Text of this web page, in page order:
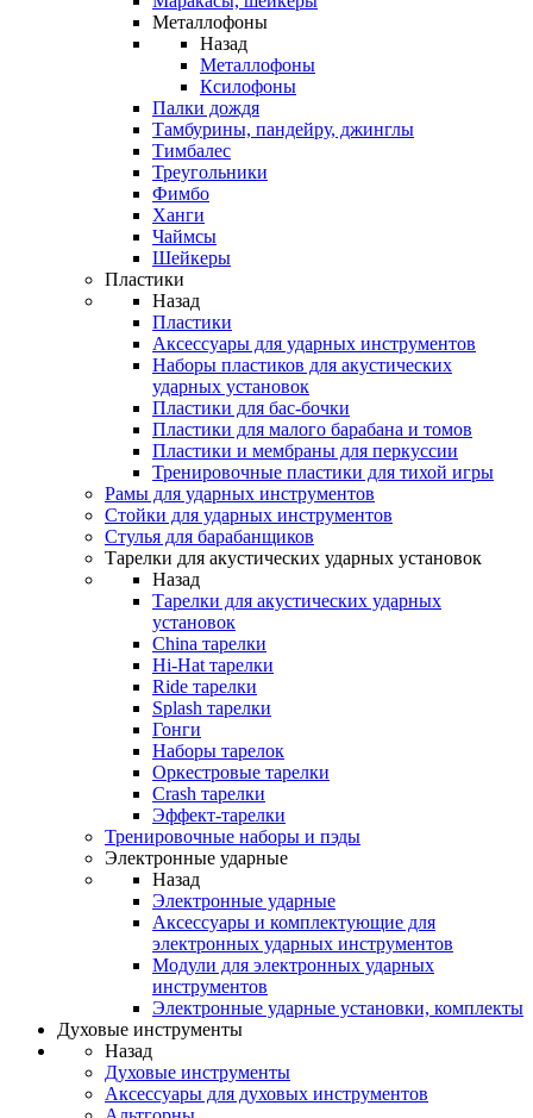
Металлофоны
Назад
Металлофоны
Ксилофоны
Палки дождя
Тамбурины, пандейру, джинглы
Тимбалес
Треугольники
Фимбо
Ханги
Чаймсы
Шейкеры
Пластики
Назад
Пластики
Аксессуары для ударных инструментов
Наборы пластиков для акустических
ударных установок
Пластики для бас-бочки
Пластики для малого барабана и томов
Пластики и мембраны для перкуссии
Тренировочные пластики для тихой игры
Рамы для ударных инструментов
Стойки для ударных инструментов
Стулья для барабанщиков
Тарелки для акустических ударных установок
Назад
Тарелки для акустических ударных
установок
China тарелки
Hi-Hat тарелки
Ride тарелки
Splash тарелки
Гонги
Наборы тарелок
Оркестровые тарелки
Сrash тарелки
Эффект-тарелки
Тренировочные наборы и пэды
Электронные ударные
Назад
Электронные ударные
Аксессуары и комплектующие для
электронных ударных инструментов
Модули для электронных ударных
инструментов
Электронные ударные установки, комплекты
Духовые инструменты
Назад
Духовые инструменты
Аксессуары для духовых инструментов